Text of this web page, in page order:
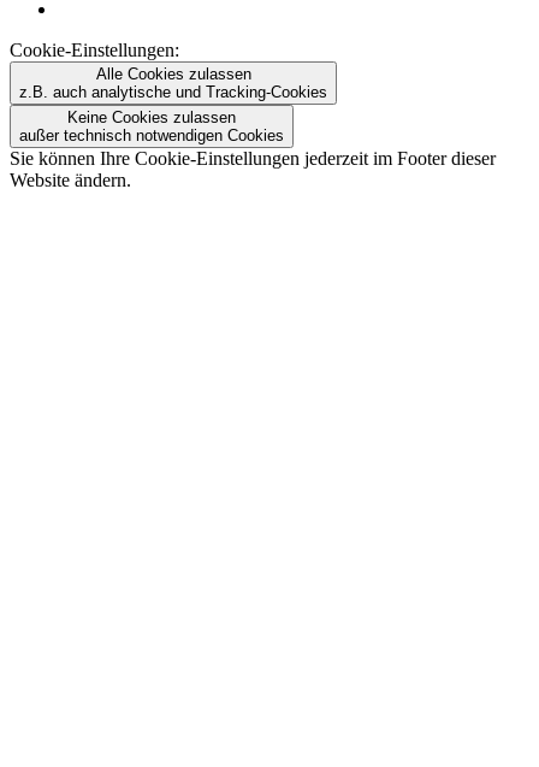
Cookie-Einstellungen:
Alle Cookies zulassen
z.B. auch analytische und Tracking-Cookies
Keine Cookies zulassen
außer technisch notwendigen Cookies
Sie können Ihre Cookie-Einstellungen jederzeit im Footer dieser
Website ändern.